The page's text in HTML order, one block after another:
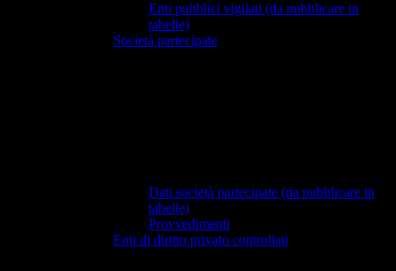
Enti pubblici vigilati (da pubblicare in
tabelle)
Società partecipate
Dati società partecipate (da pubblicare in
tabelle)
Provvedimenti
Enti di diritto privato controllati